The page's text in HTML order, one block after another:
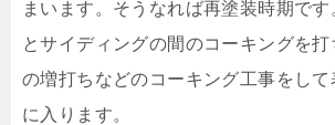
まいます。そうなれば再塗装時期で
とサイディングの間のコーキングを打
の増打ちなどのコーキング工事をし
に入ります。